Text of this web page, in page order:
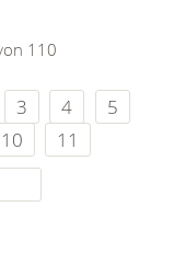
110
3 4
5
10
11